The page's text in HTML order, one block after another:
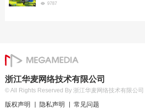
9787
浙江华麦网络技术有限公司
© All Rights Reserved By 浙江华麦网络技术有限公司
版权声明 隐私声明 常见问题